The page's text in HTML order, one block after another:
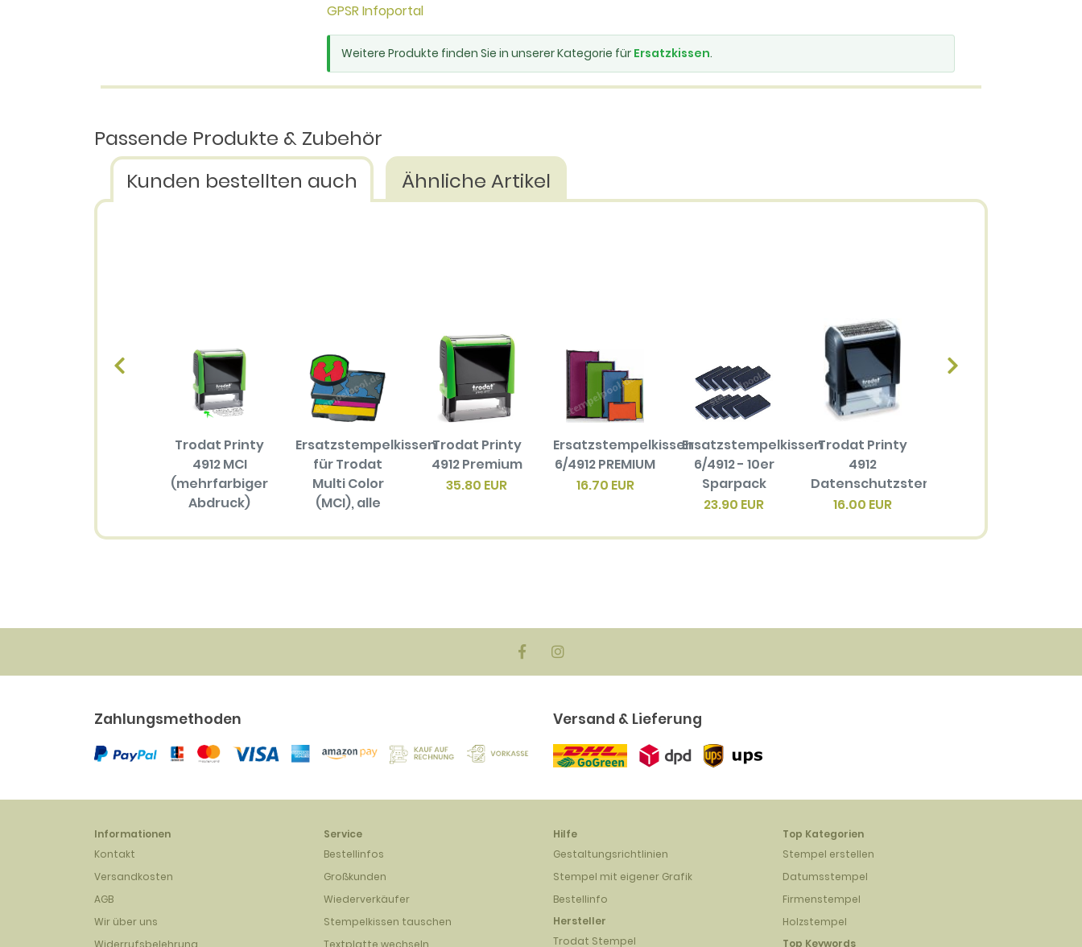
GPSR Infoportal
Weitere Produkte finden Sie in unserer Kategorie für Ersatzkissen.
Passende Produkte & Zubehör
Kunden bestellten auch
Ähnliche Artikel
Trodat Printy
4912 MCI
(mehrfarbiger
Abdruck)
Ersatzstempelkissen
für Trodat
Multi Color
(MCI), alle
(mehrfarbiger
Trodat Printy
4912 Premium
35.80 EUR
Ersatzstempelkissen
6/4912 PREMIUM
16.70 EUR
Ersatzstempelkissen
6/4912 - 10er
Sparpack
23.90 EUR
Trodat Printy
4912
Datenschutzstempel
16.00 EUR
Zahlungsmethoden Versand & Lieferung
Informationen
Kontakt
Versandkosten
AGB
Wir über uns
Widerrufsbelehrung
Service
Bestellinfos
Großkunden
Wiederverkäufer
Stempelkissen tauschen
Textplatte wechseln
Hilfe
Gestaltungsrichtlinien
Stempel mit eigener Grafik
Bestellinfo
Hersteller
Trodat Stempel
Top Kategorien
Stempel erstellen
Datumsstempel
Firmenstempel
Holzstempel
Top Keywords